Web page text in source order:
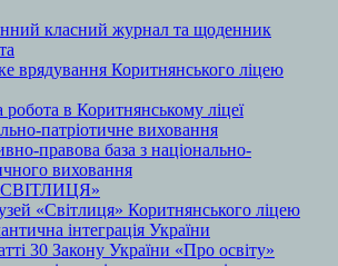
класний журнал та щоденник
врядування Коритнянського ліцею
в Коритнянському ліцеї
патріотичне виховання
правова база з національно-
виховання
«Світлиця» Коритнянського ліцею
інтеграція України
30 Закону України «Про освіту»